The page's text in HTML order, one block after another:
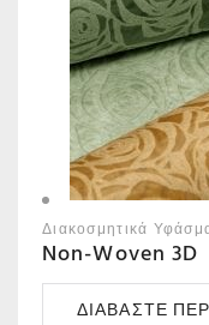
Διακοσμητικά
Non-Woven 3D
ΔΙΑΒΆΣΤΕ